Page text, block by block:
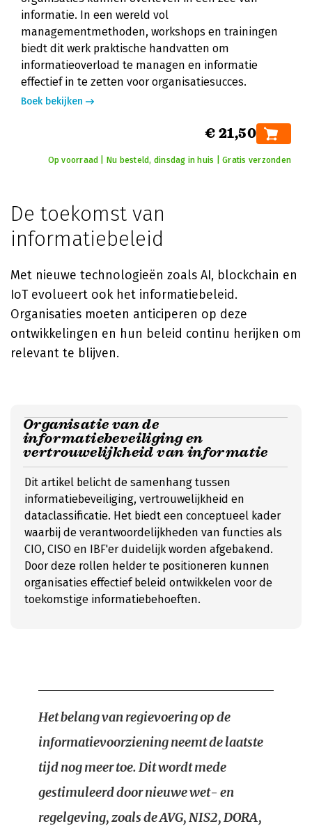
informatie. In een wereld vol
managementmethoden, workshops en trainingen
biedt dit werk praktische handvatten om
informatieoverload te managen en informatie
effectief in te zetten voor organisatiesucces.
Boek bekijken
€ 21,50
Op voorraad | Nu besteld, dinsdag in huis | Gratis verzonden
De toekomst van
informatiebeleid
Met nieuwe technologieën zoals AI, blockchain en
IoT evolueert ook het informatiebeleid.
Organisaties moeten anticiperen op deze
ontwikkelingen en hun beleid continu herijken om
relevant te blijven.
Organisatie van de
informatiebeveiliging en
vertrouwelijkheid van informatie
Dit artikel belicht de samenhang tussen
informatiebeveiliging, vertrouwelijkheid en
dataclassificatie. Het biedt een conceptueel kader
waarbij de verantwoordelijkheden van functies als
CIO, CISO en IBF'er duidelijk worden afgebakend.
Door deze rollen helder te positioneren kunnen
organisaties effectief beleid ontwikkelen voor de
toekomstige informatiebehoeften.
Het belang van regievoering op de
informatievoorziening neemt de laatste
tijd nog meer toe. Dit wordt mede
gestimuleerd door nieuwe wet- en
regelgeving, zoals de AVG, NIS2, DORA,